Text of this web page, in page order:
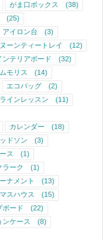
がま口ボックス
(38)
(25)
アイロン台
(3)
ーンティートレイ
(12)
ンテリアボード
(32)
モリス
(14)
エコバッグ
(2)
インレッスン
(11)
カレンダー
(18)
ドソン
(3)
ス
(1)
ラーク
(1)
ナメント
(13)
スハウス
(15)
ボード
(22)
ンケース
(8)